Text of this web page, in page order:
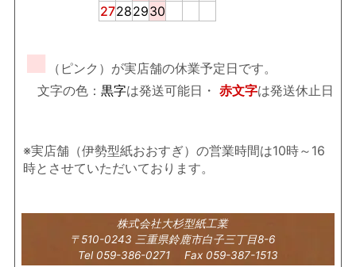
27282930
■
（ピンク）が実店舗の休業予定日です。
文字の色： 黒字は発送可能日・ 赤文字は発送休止日
※実店舗（伊勢型紙おおすぎ）の営業時間は10時～16
時とさせていただいております。
株式会社大杉型紙工業
〒510-0243 三重県鈴鹿市白子三丁目8-6
Tel 059-386-0271 Fax 059-387-1513